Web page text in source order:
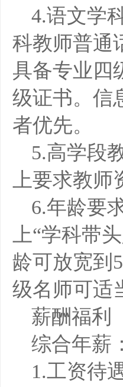
4.语文学
科教师普通
具备专业四
级证书。信
者优先。
5.高学段
上要求教
6.年龄要
上“学科带
龄可放宽到
级名师可适
薪酬福利
综合年薪
1.工资待